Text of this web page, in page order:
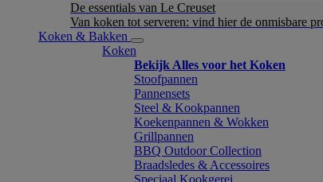
De essentials van Le Creuset
Van koken tot serveren: vind hier de onmisbare
Koken & Bakken
Koken
Bekijk Alles voor het Koken
Stoofpannen
Pannensets
Steel & Kookpannen
Koekenpannen & Wokken
Grillpannen
BBQ Outdoor Collection
Braadsledes & Accessoires
Speciaal Kookgerei